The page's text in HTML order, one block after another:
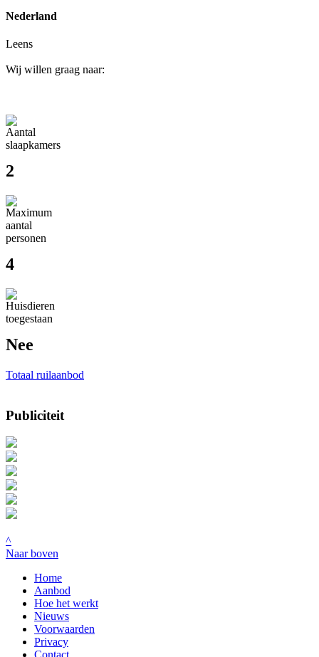
Nederland
Leens
Wij willen graag naar:
2
4
Nee
Totaal ruilaanbod
Publiciteit
^
Naar boven
Home
Aanbod
Hoe het werkt
Nieuws
Voorwaarden
Privacy